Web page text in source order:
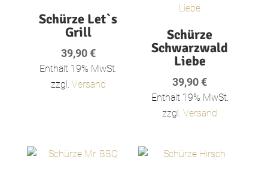
Schürze Let`s
Grill
39,90€
Enthält 19% MwSt.
zzgl. Versand
Schürze
Schwarzwald
Liebe
39,90€
Enthält 19% MwSt.
zzgl.Versand